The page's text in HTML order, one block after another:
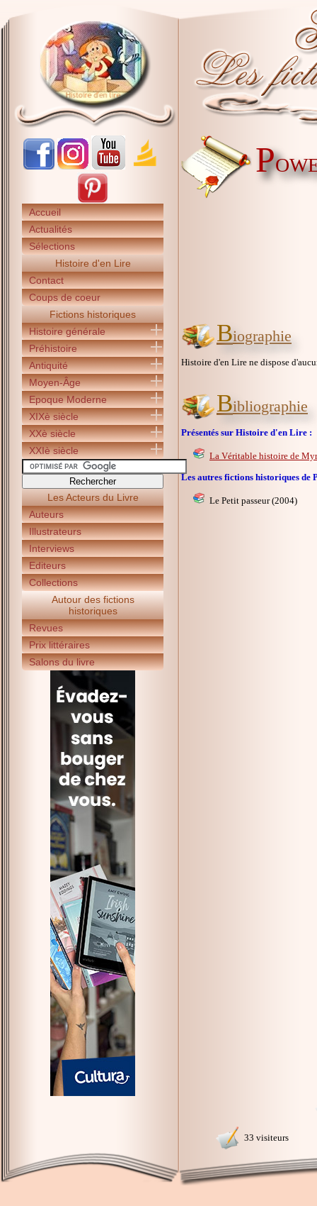
Accueil
Actualités
Sélections
Histoire d'en Lire
Contact
Coups de coeur
Fictions historiques
Histoire générale
Préhistoire
Antiquité
Moyen-Âge
Epoque Moderne
XIXè siècle
XXè siècle
XXIè siècle
Les Acteurs du Livre
Auteurs
Illustrateurs
Interviews
Editeurs
Collections
Autour des fictions
historiques
Revues
Prix littéraires
Salons du livre
P
Biographie
Histoire d'en Lire ne dispose
Bibliographie
Présentés sur Histoire d'en Lire :
La Véritable histoire de
Les autres fictions historiques de
Le Petit passeur (2004)
33 visiteurs